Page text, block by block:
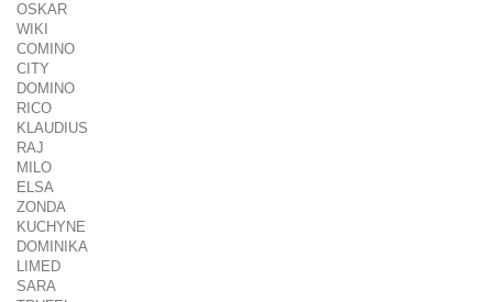
OSKAR
WIKI
COMINO
CITY
DOMINO
RICO
KLAUDIUS
RAJ
MILO
ELSA
ZONDA
KUCHYNE
DOMINIKA
LIMED
SARA